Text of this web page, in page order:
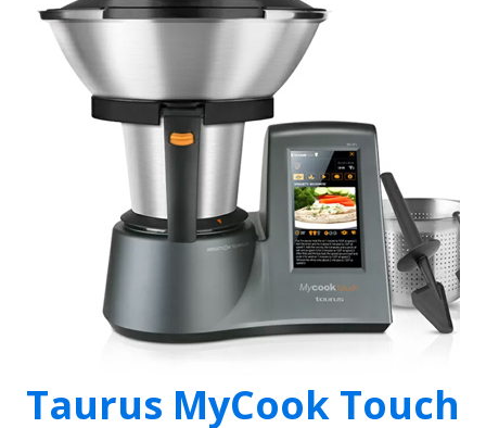
Taurus MyCook Touch